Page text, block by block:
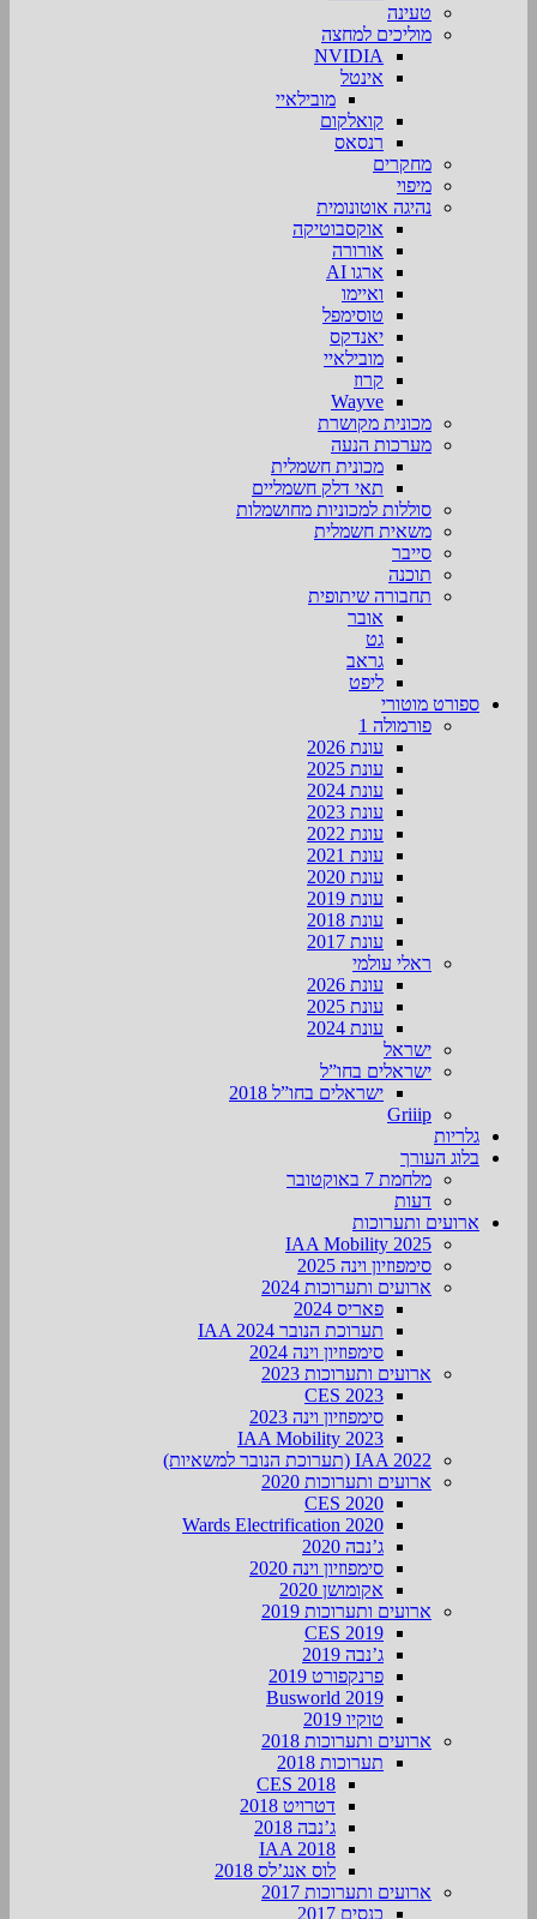
טעינה
מוליכים למחצה
NVIDIA
אינטל
מובילאיי
קואלקום
רנסאס
מחקרים
מיפוי
נהיגה אוטונומית
אוקסבוטיקה
אורורה
ארגו AI
ואיימו
טוסימפל
יאנדקס
מובילאיי
קרוז
Wayve
מכונית מקושרת
מערכות הנעה
מכונית חשמלית
תאי דלק חשמליים
סוללות למכוניות מחושמלות
משאית חשמלית
סייבר
תוכנה
תחבורה שיתופית
אובר
גט
גראב
ליפט
ספורט מוטורי
פורמולה 1
עונת 2026
עונת 2025
עונת 2024
עונת 2023
עונת 2022
עונת 2021
עונת 2020
עונת 2019
עונת 2018
עונת 2017
ראלי עולמי
עונת 2026
עונת 2025
עונת 2024
ישראל
ישראלים בחו”ל
ישראלים בחו”ל 2018
Griiip
גלריות
בלוג העורך
מלחמת 7 באוקטובר
דעות
ארועים ותערוכות
2025 IAA Mobility
סימפוזיון וינה 2025
ארועים ותערוכות 2024
פאריס 2024
תערוכת הנובר IAA 2024
סימפוזיון וינה 2024
ארועים ותערוכות 2023
CES 2023
סימפוזיון וינה 2023
IAA Mobility 2023
IAA 2022 (תערוכת הנובר למשאיות)
ארועים ותערוכות 2020
CES 2020
Wards Electrification 2020
ג’נבה 2020
סימפוזיון וינה 2020
אקומושן 2020
ארועים ותערוכות 2019
CES 2019
ג’נבה 2019
פרנקפורט 2019
Busworld 2019
טוקיו 2019
ארועים ותערוכות 2018
תערוכות 2018
CES 2018
דטרויט 2018
ג’נבה 2018
IAA 2018
לוס אנג’לס 2018
ארועים ותערוכות 2017
כנסים 2017